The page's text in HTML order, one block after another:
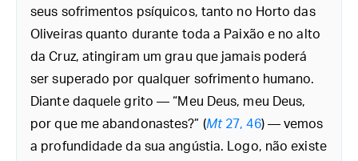
seus sofrimentos psíquicos, tanto no Horto das
Oliveiras quanto durante toda a Paixão e no alto
da Cruz, atingiram um grau que jamais poderá
ser superado por qualquer sofrimento humano.
Diante daquele grito — “Meu Deus, meu Deus,
por que me abandonastes?” (Mt27, 46) — vemos
a profundidade da sua angústia. Logo, não existe